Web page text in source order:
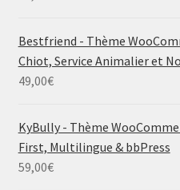
Bestfriend - Thème
Chiot, Service Animalier et
49,00€
KyBully - Thème
First, Multilingue & bbPress
59,00€